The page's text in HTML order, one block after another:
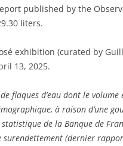
published by the
liters.
exhibition (curated by
13, 2025.
flaques d’eau dont le
à raison d’une
de la Banque de
surendettement (dernier